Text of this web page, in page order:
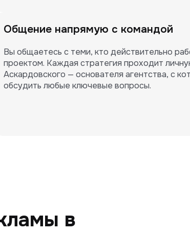
Общение напрямую с командой
Вы общаетесь с теми, кто действительно
проектом. Каждая стратегия проходит
Аскардовского — основателя агентства, с
обсудить любые ключевые вопросы.
в